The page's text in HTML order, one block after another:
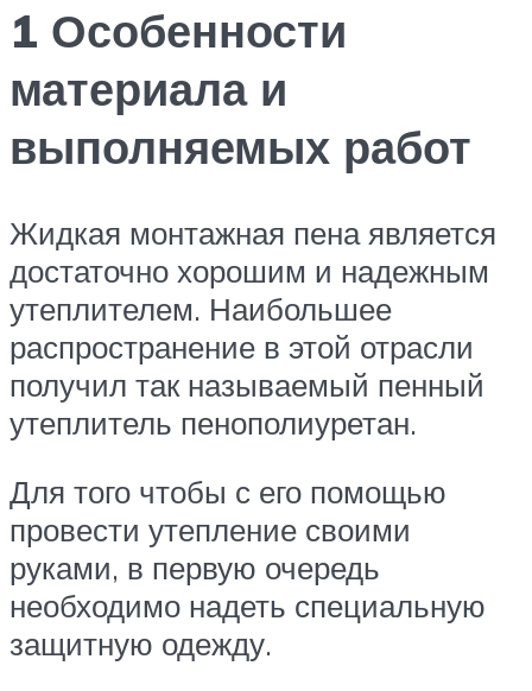
1 Особенности
материала и
выполняемых работ
Жидкая монтажная пена является
достаточно хорошим и надежным
утеплителем. Наибольшее
распространение в этой отрасли
получил так называемый пенный
утеплитель пенополиуретан.
Для того чтобы с его помощью
провести утепление своими
руками, в первую очередь
необходимо надеть специальную
защитную одежду.